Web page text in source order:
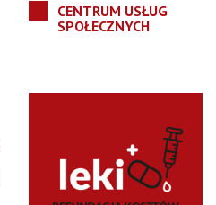
CENTRUM USŁUG
SPOŁECZNYCH